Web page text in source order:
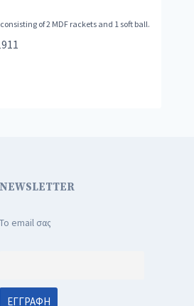
of 2 MDF rackets and 1 soft ball.
NEWSLETTER
Το email σας